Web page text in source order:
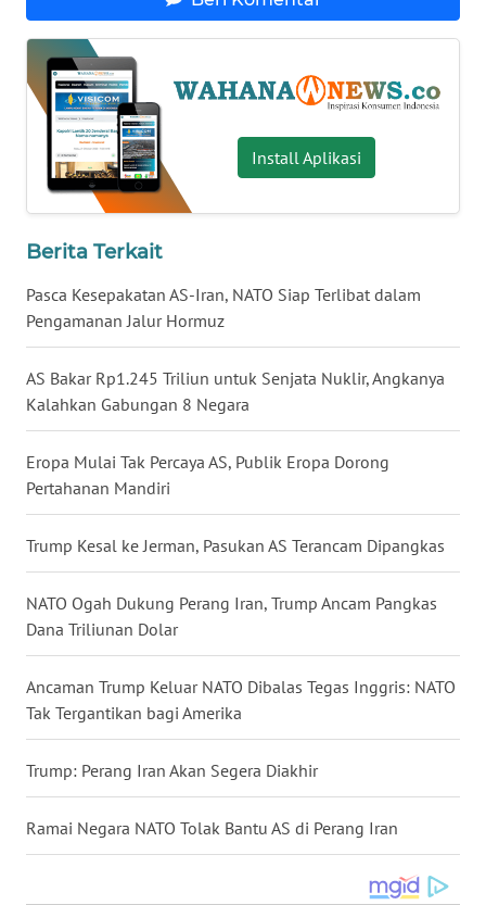
Install Aplikasi
Berita Terkait
Pasca Kesepakatan AS-Iran, NATO Siap Terlibat dalam
Pengamanan Jalur Hormuz
AS Bakar Rp1.245 Triliun untuk Senjata Nuklir, Angkanya
Kalahkan Gabungan 8 Negara
Eropa Mulai Tak Percaya AS, Publik Eropa Dorong
Pertahanan Mandiri
Trump Kesal ke Jerman, Pasukan AS Terancam Dipangkas
NATO Ogah Dukung Perang Iran, Trump Ancam Pangkas
Dana Triliunan Dolar
Ancaman Trump Keluar NATO Dibalas Tegas Inggris: NATO
Tak Tergantikan bagi Amerika
Trump: Perang Iran Akan Segera Diakhir
Ramai Negara NATO Tolak Bantu AS di Perang Iran
BABEL
WN
SUMBAR
WN
SUMSEL
BENGKULU
WN
LAMPUNG
WN
JATENG
WN
NUSANTARA
WN
JATIM
BALI
WN
KALBAR